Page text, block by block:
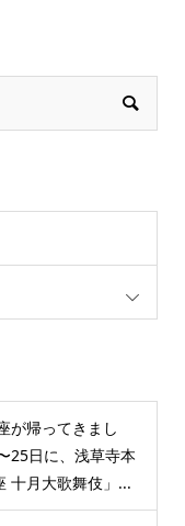
が帰ってきまし
25日に、浅草寺本
十月大歌舞伎」...